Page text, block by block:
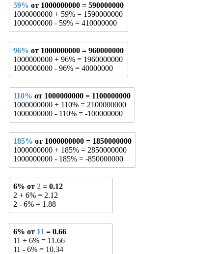
59% от 1000000000 = 590000000
1000000000 + 59% = 1590000000
1000000000 - 59% = 410000000
96% от 1000000000 = 960000000
1000000000 + 96% = 1960000000
1000000000 - 96% = 40000000
110% от 1000000000 = 1100000000
1000000000 + 110% = 2100000000
1000000000 - 110% = -100000000
185% от 1000000000 = 1850000000
1000000000 + 185% = 2850000000
1000000000 - 185% = -850000000
6% от 2 = 0.12
2 + 6% = 2.12
2 - 6% = 1.88
6% от 11 = 0.66
11 + 6% = 11.66
11 - 6% = 10.34